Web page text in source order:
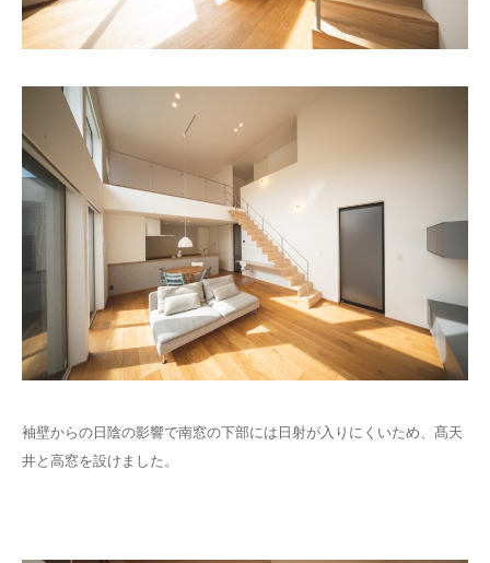
袖壁からの日陰の影響で南窓の下部には日射が入りにくいため、髙天
井と高窓を設けました。